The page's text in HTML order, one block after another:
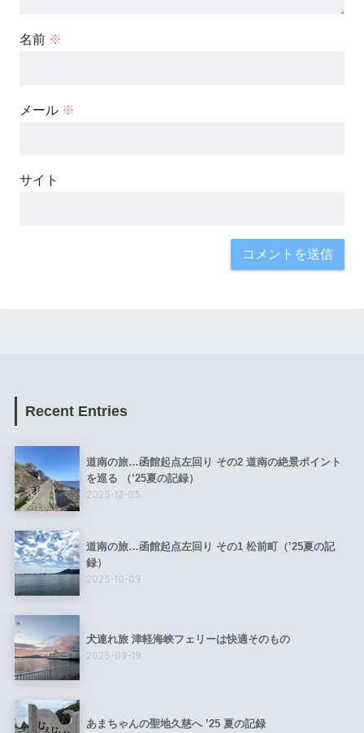
名前 ※
メール ※
サイト
Recent Entries
道南の旅…函館起点左回り その2 道南の絶景ポイント
を巡る （’25夏の記録）
2025-12-03
道南の旅…函館起点左回り その1 松前町（’25夏の記
録）
2025-10-09
犬連れ旅 津軽海峡フェリーは快適そのもの
2025-09-19
あまちゃんの聖地久慈へ ’25 夏の記録